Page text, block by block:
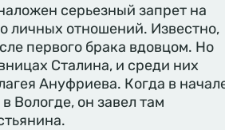
серьезный запрет на
личных отношений. Известно,
первого брака вдовцом. Но
Сталина, и среди них
Ануфриева. Когда в
Вологде, он завел там